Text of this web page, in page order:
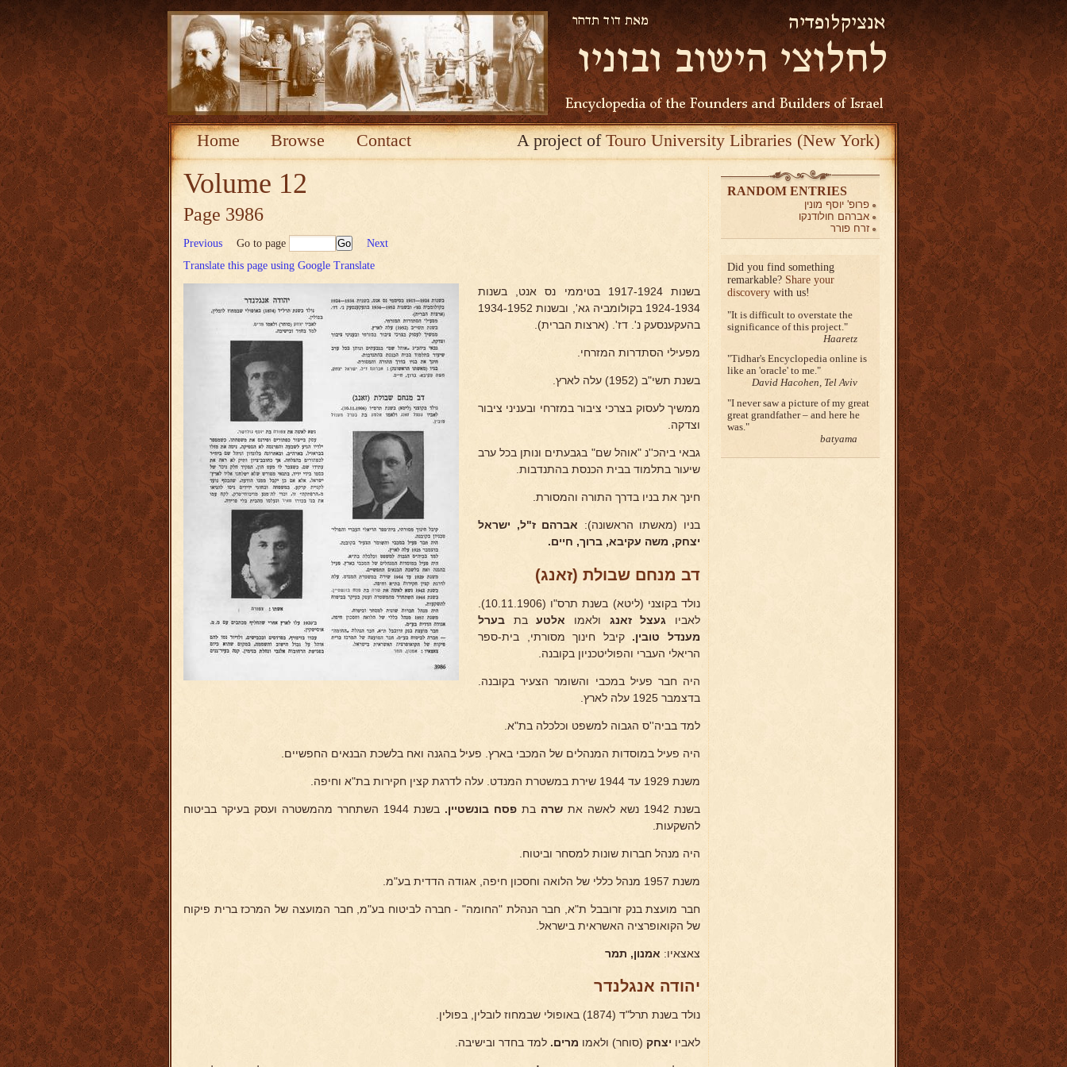
Home Browse Contact A project ofTouro University Libraries (New York)
Volume 12
Page 3986
Previous Go to page
Next
Translate this page using Google Translate
בשנות 1917-1924 בטיממי נס אנט, בשנות
1924-1934 בקולומביה גא', ובשנות 1934-1952
בהעקענסעק נ'. דז'. (ארצות הברית).
מפעילי הסתדרות המזרחי.
בשנת תשי"ב (1952) עלה לארץ.
ממשיך לעסוק בצרכי ציבור במזרחי ובעניני ציבור
וצדקה.
גבאי ביהכ''נ "אוהל שם" בגבעתים ונותן בכל ערב
שיעור בתלמוד בבית הכנסת בהתנדבות.
חינך את בניו בדרך התורה והמסורת.
בניו (מאשתו הראשונה): אברהם ז"ל, ישראל
יצחק, משה עקיבא, ברוך, חיים.
דב מנחם שבולת (זאנג)
נולד בקוצני (ליטא) בשנת תרס"ו (10.11.1906).
לאביו געצל זאנג ולאמו אלטעבת בערל
מענדל
טובין. קיבל חינוך מסורתי, בית-ספר
הריאלי העברי והפוליטכניון בקובנה.
היה חבר פעיל במכבי והשומר הצעיר בקובנה.
בדצמבר 1925 עלה לארץ.
למד בביה''ס הגבוה למשפט וכלכלה בת"א.
היה פעיל במוסדות המנהלים של המכבי בארץ. פעיל בהגנה ואח בלשכת הבנאים החפשיים.
משנת 1929 עד 1944 שירת במשטרת המנדט. עלה לדרגת קצין חקירות בת"א וחיפה.
בשנת 1942 נשא לאשה את שרה בת פסח בונשטיין.
בשנת 1944 השתחרר מהמשטרה ועסק בעיקר בביטוח
להשקעות.
היה מנהל חברות שונות למסחר וביטוח.
משנת 1957 מנהל כללי של הלואה וחסכון חיפה, אגודה הדדית בע"מ.
חבר מועצת בנק זרובבל ת"א, חבר הנהלת "החומה" - חברה לביטוח בע"מ, חבר המועצה של המרכז ברית פיקוח
של הקואופרציה האשראית בישראל.
צאצאיו: אמנון, תמר
יהודה אנגלנדר
נולד בשנת תרל"ד (1874) באופולי שבמחוז לובלין, בפולין.
לאביו יצחק (סוחר) ולאמו מרים. למד בחדר ובישיבה.
RANDOM ENTRIES
פרופ' יוסף מונין
אברהם חולודנקו
זרח פורר
Did you find something
remarkable? Share your
discovery with us!
It is difficult to overstate the
significance of this project.
Haaretz
Tidhar's Encyclopedia online is
like an 'oracle' to me.
David Hacohen, Tel Aviv
I never saw a picture of my great
great grandfather – and here he
was.
batyama